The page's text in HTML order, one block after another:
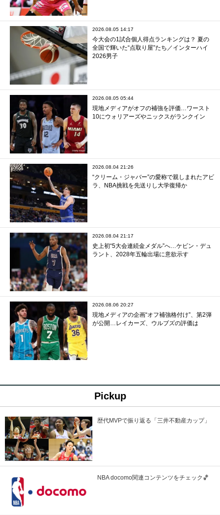
2026.08.05 14:17
今大会の1試合個人得点ランキングは？ 夏の
全国で輝いた“点取り屋”たち／インターハイ
2026男子
2026.08.05 05:44
現地メディアがオフの補強を評価…ワースト
10にウォリアーズやニックスがランクイン
2026.08.04 21:26
“クリーム・ジャバー”の愛称で親しまれたアビ
ラ、NBA挑戦を先送りし大学復帰か
2026.08.04 21:17
史上初“5大会連続金メダル”へ…ケビン・デュ
ラント、2028年五輪出場に意欲示す
2026.08.06 20:27
現地メディアの企画“オフ補強格付け”、第2弾
が公開…レイカーズ、ウルブズの評価は
Pickup
歴代MVPで振り返る「三井不動産カップ」
NBA docomo関連コンテンツをチェック🏀